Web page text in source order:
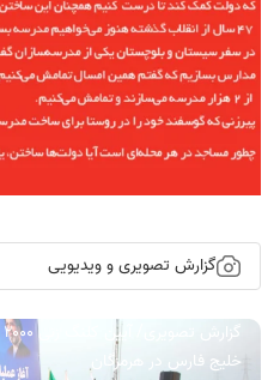
گزارش تصویری و ویدیویی
خلیج فارس در هرمزگان